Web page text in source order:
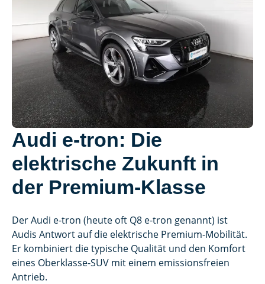
Audi e-tron: Die
elektrische Zukunft in
der Premium-Klasse
Der Audi e-tron (heute oft Q8 e-tron genannt) ist
Audis Antwort auf die elektrische Premium-Mobilität.
Er kombiniert die typische Qualität und den Komfort
eines Oberklasse-SUV mit einem emissionsfreien
Antrieb.